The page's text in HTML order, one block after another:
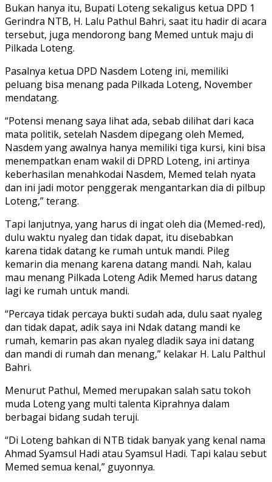
Bukan hanya itu, Bupati Loteng sekaligus ketua DPD 1
Gerindra NTB, H. Lalu Pathul Bahri, saat itu hadir di acara
tersebut, juga mendorong bang Memed untuk maju di
Pilkada Loteng.
Pasalnya ketua DPD Nasdem Loteng ini, memiliki
peluang bisa menang pada Pilkada Loteng, November
mendatang.
“Potensi menang saya lihat ada, sebab dilihat dari kaca
mata politik, setelah Nasdem dipegang oleh Memed,
Nasdem yang awalnya hanya memiliki tiga kursi, kini bisa
menempatkan enam wakil di DPRD Loteng, ini artinya
keberhasilan menahkodai Nasdem, Memed telah nyata
dan ini jadi motor penggerak mengantarkan dia di pilbup
Loteng,” terang.
Tapi lanjutnya, yang harus di ingat oleh dia (Memed-red),
dulu waktu nyaleg dan tidak dapat, itu disebabkan
karena tidak datang ke rumah untuk mandi. Pileg
kemarin dia menang karena datang mandi. Nah, kalau
mau menang Pilkada Loteng Adik Memed harus datang
lagi ke rumah untuk mandi.
“Percaya tidak percaya bukti sudah ada, dulu saat nyaleg
dan tidak dapat, adik saya ini Ndak datang mandi ke
rumah, kemarin pas akan nyaleg dladik saya ini datang
dan mandi di rumah dan menang,” kelakar H. Lalu Palthul
Bahri.
Menurut Pathul, Memed merupakan salah satu tokoh
muda Loteng yang multi talenta Kiprahnya dalam
berbagai bidang sudah teruji.
“Di Loteng bahkan di NTB tidak banyak yang kenal nama
Ahmad Syamsul Hadi atau Syamsul Hadi. Tapi kalau sebut
Memed semua kenal,” guyonnya.